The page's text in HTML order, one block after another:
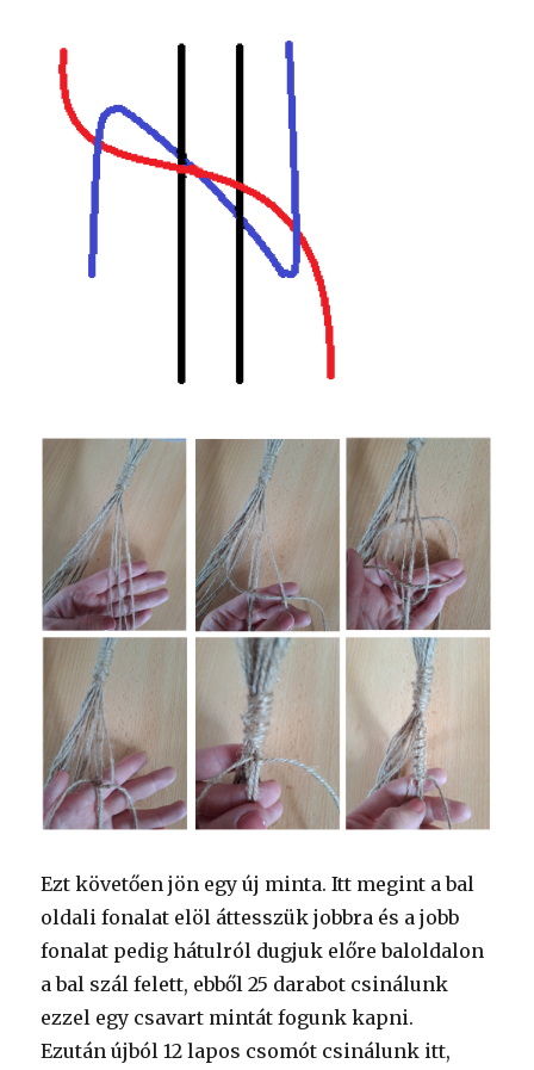
Ezt követően jön egy új minta. Itt megint a bal
oldali fonalat elöl áttesszük jobbra és a jobb
fonalat pedig hátulról dugjuk előre baloldalon
a bal szál felett, ebből 25 darabot csinálunk
ezzel egy csavart mintát fogunk kapni.
Ezután újból 12 lapos csomót csinálunk itt,